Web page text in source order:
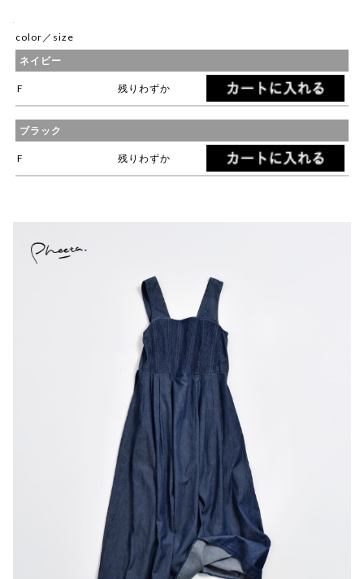
color／size
ネイビー
F 残りわずか
ブラック
F 残りわずか